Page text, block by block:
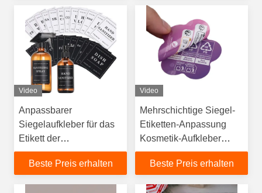
Video
Anpassbarer
Siegelaufkleber für das
Etikett der
Duschgelflasche
Beste Preis erhalten
Video
Mehrschichtige Siegel-
Etiketten-Anpassung
Kosmetik-Aufkleber
Faltanleitung
doppelseitig zweilagig
Beste Preis erhalten